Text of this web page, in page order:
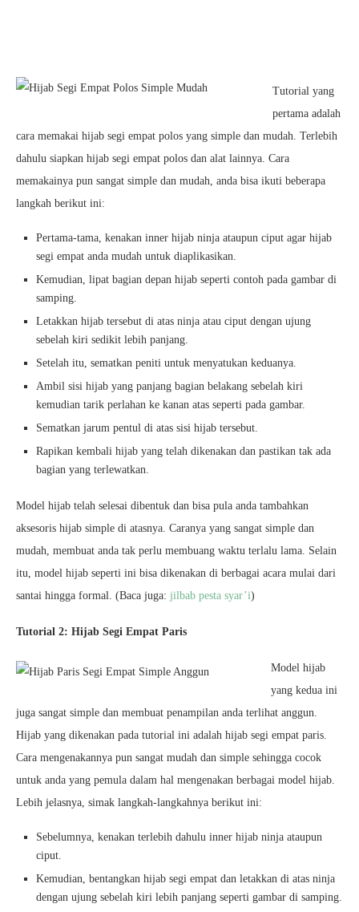
Tutorial yang
pertama adalah
cara memakai hijab segi empat polos yang simple dan mudah. Terlebih
dahulu siapkan hijab segi empat polos dan alat lainnya. Cara
memakainya pun sangat simple dan mudah, anda bisa ikuti beberapa
langkah berikut ini:
Pertama-tama, kenakan inner hijab ninja ataupun ciput agar hijab
segi empat anda mudah untuk diaplikasikan.
Kemudian, lipat bagian depan hijab seperti contoh pada gambar di
samping.
Letakkan hijab tersebut di atas ninja atau ciput dengan ujung
sebelah kiri sedikit lebih panjang.
Setelah itu, sematkan peniti untuk menyatukan keduanya.
Ambil sisi hijab yang panjang bagian belakang sebelah kiri
kemudian tarik perlahan ke kanan atas seperti pada gambar.
Sematkan jarum pentul di atas sisi hijab tersebut.
Rapikan kembali hijab yang telah dikenakan dan pastikan tak ada
bagian yang terlewatkan.
Model hijab telah selesai dibentuk dan bisa pula anda tambahkan
aksesoris hijab simple di atasnya. Caranya yang sangat simple dan
mudah, membuat anda tak perlu membuang waktu terlalu lama. Selain
itu, model hijab seperti ini bisa dikenakan di berbagai acara mulai dari
santai hingga formal. (Baca juga: jilbab pesta syar’i)
Tutorial 2: Hijab Segi Empat Paris
Model hijab
yang kedua ini
juga sangat simple dan membuat penampilan anda terlihat anggun.
Hijab yang dikenakan pada tutorial ini adalah hijab segi empat paris.
Cara mengenakannya pun sangat mudah dan simple sehingga cocok
untuk anda yang pemula dalam hal mengenakan berbagai model hijab.
Lebih jelasnya, simak langkah-langkahnya berikut ini:
Sebelumnya, kenakan terlebih dahulu inner hijab ninja ataupun
ciput.
Kemudian, bentangkan hijab segi empat dan letakkan di atas ninja
dengan ujung sebelah kiri lebih panjang seperti gambar di samping.